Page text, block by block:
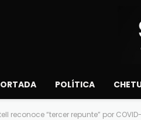
POLÍTICA
reconoce “tercer repunte” por